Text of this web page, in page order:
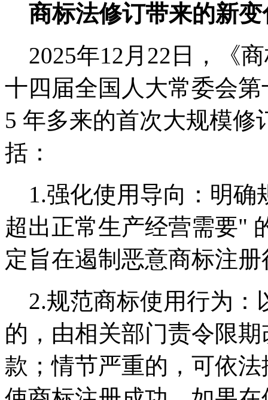
商标法修订带来的新变
2025年12月22日，《
十四届全国人大常委会
5 年多来的首次大规模
括：
1.强化使用导向：明确
超出正常生产经营需要"
定旨在遏制恶意商标注
2.规范商标使用行为：
的，由相关部门责令限
款；情节严重的，可依